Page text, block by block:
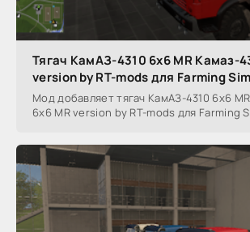
Тягач КамАЗ-4310 6х6 MR Камаз-
version by RT-mods для Farming
Мод добавляет тягач КамАЗ-4310 6х6
6х6 MR version by RT-mods для Farming